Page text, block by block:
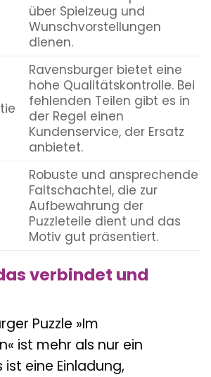
über Spielzeug und
Wunschvorstellungen
dienen.
Ravensburger bietet eine
hohe Qualitätskontrolle. Bei
fehlenden Teilen gibt es in
der Regel einen
Kundenservice, der Ersatz
anbietet.
Robuste und ansprechende
Faltschachtel, die zur
Aufbewahrung der
Puzzleteile dient und das
Motiv gut präsentiert.
verbindet und
Puzzle »Im
ist mehr als nur ein
ist eine Einladung,